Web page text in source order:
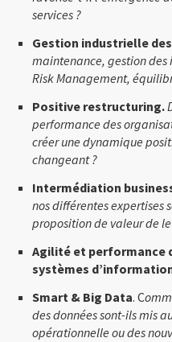
services ?
Gestion industrielle
maintenance, gestion des
Risk Management,
Positive restructuring.
performance des
créer une dynamique
changeant ?
Intermédiation
nos différentes expertises
proposition de valeur de
Agilité et performance
systèmes
Smart & Big Data. C
des données sont-ils mis
opérationnelle ou des